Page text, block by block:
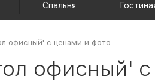
Спальня
офисный' с ценами и фото
офисный'